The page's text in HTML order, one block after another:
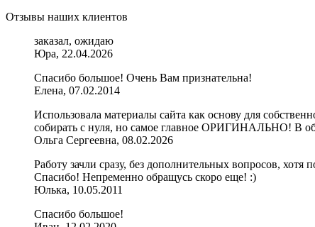
Отзывы наших клиентов
заказал, ожидаю
Юра, 22.04.2026
Спасибо большое! Очень Вам признательна!
Елена, 07.02.2014
Использовала материалы сайта как основу для
собирать с нуля, но самое главное ОРИГИНАЛЬНО! В
Ольга Сергеевна, 08.02.2026
Работу зачли сразу, без дополнительных вопросов,
Спасибо! Непременно обращусь скоро еще! :)
Юлька, 10.05.2011
Спасибо большое!